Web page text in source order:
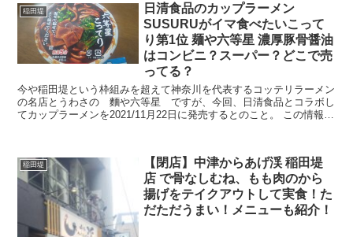
稲田堤
日清食品のカップラーメン
SUSURUがイマ食べたいこって
り第1位 麺や六等星 濃厚豚骨醤油
はコンビニ？スーパー？どこで売
ってる？
今や稲田堤という枠組みを超えて神奈川を代表するコッテリラーメン
の名店とうわさの 麵や六等星 ですが、今回、日清食品とコラボし
てカップラーメンを2021/11月22日に発売するとのこと。 この情報を
稲田堤
【閉店】中津からあげ渓 稲田堤
店 で骨なしむね、もも肉のから
揚げをテイクアウトして実食！た
だただうまい！メニューも紹介！